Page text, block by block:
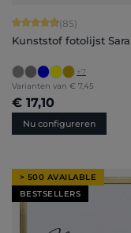
Gemiddelde waardering
(85)
Kunststof fotolijst Sara
+7
Varianten van € 7,45
€ 17,10
Nu configureren
> 500 AVAILABLE
BESTSELLERS